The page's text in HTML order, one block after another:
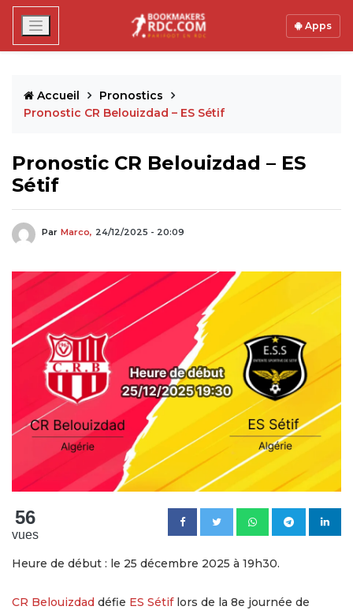
Apps
Accueil
Pronostics
Pronostic CR Belouizdad – ES Sétif
Pronostic CR Belouizdad – ES
Sétif
Par Marco, 24/12/2025 - 20:09
56
vues
Heure de début : le 25 décembre 2025 à 19h30.
CR Belouizdad défie ES Sétiflors de la 8e journée de